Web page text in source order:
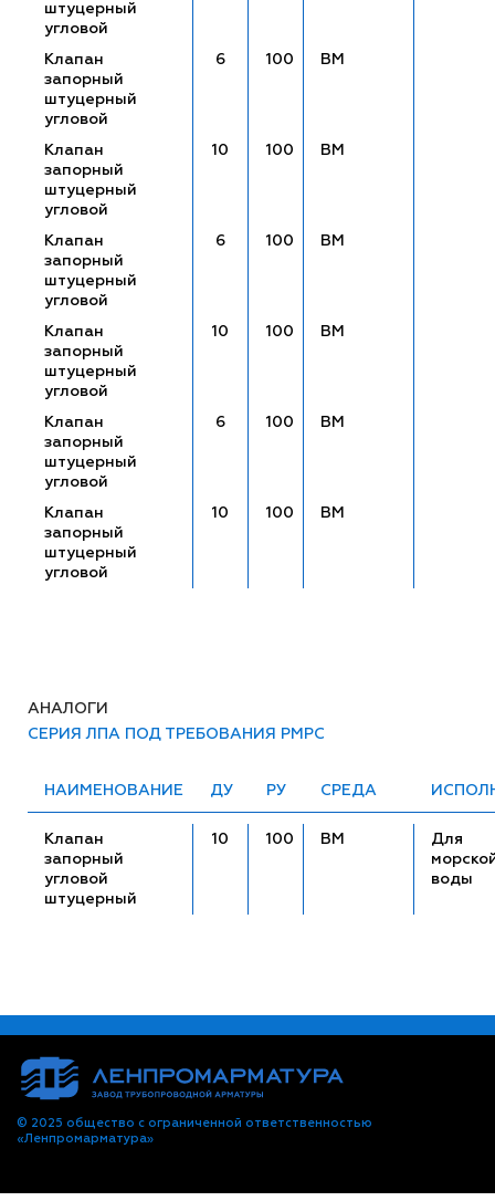
штуцерный
угловой
Клапан
запорный
штуцерный
угловой
6 100 ВМ
Клапан
запорный
штуцерный
угловой
10 100 ВМ
Клапан
запорный
штуцерный
угловой
6 100 ВМ
Клапан
запорный
штуцерный
угловой
10 100 ВМ
Клапан
запорный
штуцерный
угловой
6 100 ВМ
Клапан
запорный
штуцерный
угловой
10 100 ВМ
АНАЛОГИ
СЕРИЯ ЛПА ПОД ТРЕБОВАНИЯ РМРС
НАИМЕНОВАНИЕ ДУ РУ СРЕДА
Клапан
запорный
угловой
штуцерный
10 100 ВМ
Для
воды
© 2025 общество с ограниченной ответственностью
«Ленпромарматура»